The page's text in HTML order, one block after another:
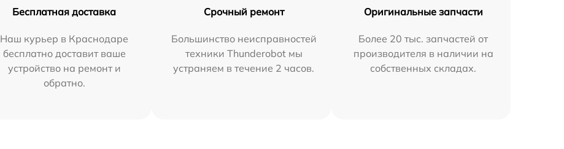
Бесплатная доставка
Наш курьер в Краснодаре
бесплатно доставит ваше
устройство на ремонт и
обратно.
Срочный ремонт
Большинство неисправностей
техники Thunderobot мы
устраняем в течение 2 часов.
Оригинальные запчасти
Более 20 тыс. запчастей от
производителя в наличии на
собственных складах.